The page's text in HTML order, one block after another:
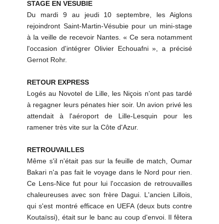
STAGE EN VESUBIE
Du mardi 9 au jeudi 10 septembre, les Aiglons
rejoindront Saint-Martin-Vésubie pour un mini-stage
à la veille de recevoir Nantes. « Ce sera notamment
l'occasion d'intégrer Olivier Echouafni », a précisé
Gernot Rohr.
RETOUR EXPRESS
Logés au Novotel de Lille, les Niçois n'ont pas tardé
à regagner leurs pénates hier soir. Un avion privé les
attendait à l'aéroport de Lille-Lesquin pour les
ramener très vite sur la Côte d'Azur.
RETROUVAILLES
Même s'il n'était pas sur la feuille de match, Oumar
Bakari n'a pas fait le voyage dans le Nord pour rien.
Ce Lens-Nice fut pour lui l'occasion de retrouvailles
chaleureuses avec son frère Dagui. L'ancien Lillois,
qui s'est montré efficace en UEFA (deux buts contre
Koutaïssi), était sur le banc au coup d'envoi. Il fêtera